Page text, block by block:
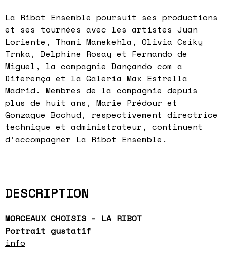
La Ribot Ensemble poursuit ses productions
et ses tournées avec les artistes Juan
Loriente, Thami Manekehla, Olivia Csiky
Trnka, Delphine Rosay et Fernando de
Miguel, la compagnie Dançando com a
Diferença et la Galería Max Estrella
Madrid. Membres de la compagnie depuis
plus de huit ans, Marie Prédour et
Gonzague Bochud, respectivement directrice
technique et administrateur, continuent
d’accompagner La Ribot Ensemble.
DESCRIPTION
MORCEAUX CHOISIS - LA RIBOT
Portrait gustatif
info